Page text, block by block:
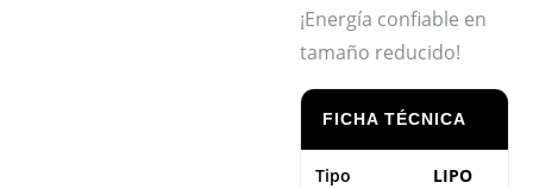
¡Energía confiable en
tamaño reducido!
FICHA TÉCNICA
Tipo LIPO